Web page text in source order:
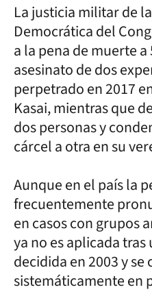
La justicia militar de
Democrática del
a la pena de muerte
asesinato de dos
perpetrado en 2017
Kasai, mientras que
dos personas y
cárcel a otra en su
Aunque en el país la
frecuentemente
en casos con grupos
ya no es aplicada
decidida en 2003 y se
sistemáticamente en